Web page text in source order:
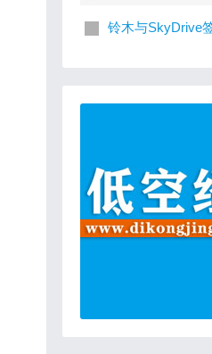
铃木与SkyDrive签署合作协